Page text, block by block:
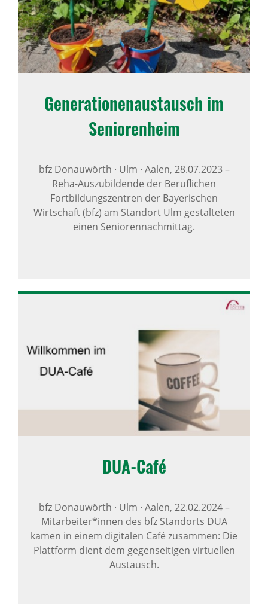
Gene­ra­ti­o­nen­aus­tausch im
Seni­o­ren­heim
bfz Donauwörth · Ulm · Aalen, 28.07.2023–
Reha-Auszubildende der Beruflichen
Fortbildungszentren der Bayerischen
Wirtschaft (bfz) am Standort Ulm gestalteten
einen Seniorennachmittag.
DUA-Café
bfz Donauwörth · Ulm · Aalen, 22.02.2024–
Mitarbeiter*innen des bfz Standorts DUA
kamen in einem digitalen Café zusammen: Die
Plattform dient dem gegenseitigen virtuellen
Austausch.